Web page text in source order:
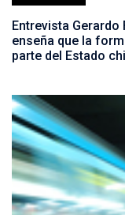
Entrevista Gerardo
enseña que la
parte del Estado